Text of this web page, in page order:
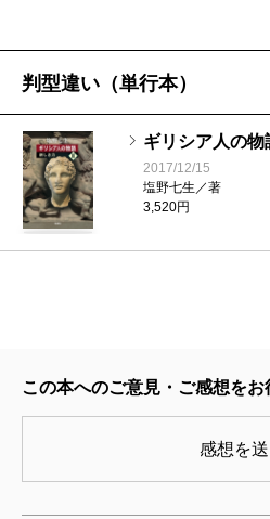
さんは新聞の記者会見には応
やインタビューには一切応じ
れていた。
塩野たしかイタリアから一時
とあなたが言うから、「うー
あたりはどう？」って。
――ベッドインするまでに二十
ね。
塩野こんなこと言っちゃって
「波」の生真面目な読者には
塩野もともとアレクサンダー
きではなかった。誰かの書い
か優等生みたいなことばかり
た。しかしある時――『ロー
判型違い（単行本）
ギリシア人の
2017/12/15
塩野七生／著
3,520円
この本へのご意見・ご感想をお
感想を